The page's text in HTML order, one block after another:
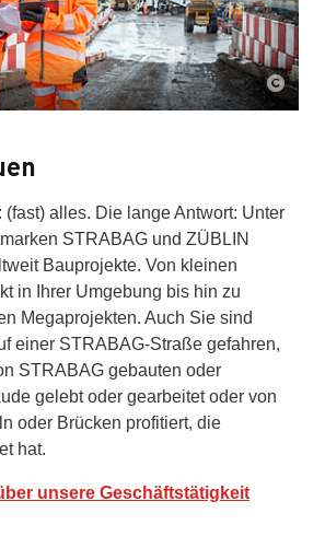
(fast) alles. Die lange Antwort: Unter
STRABAG und ZÜBLIN
Bauprojekte. Von kleinen
in Ihrer Umgebung bis hin zu
Megaprojekten. Auch Sie sind
einer STRABAG-Straße gefahren,
STRABAG gebauten oder
gelebt oder gearbeitet oder von
oder Brücken profitiert, die
hat.
unsere Geschäftstätigkeit